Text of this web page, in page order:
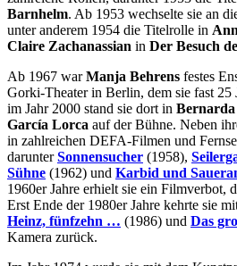
Barnhelm. Ab 1953 wechselte sie an
unter anderem 1954 die Titelrolle in
Claire Zachanassian in Der Besuch
Ab 1967 warManja Behrens festes
Gorki-Theater in Berlin, dem sie fast 25
im Jahr 2000 stand sie dort in Bernarda
García Lorca auf der Bühne. Neben
in zahlreichen DEFA-Filmen und
darunterSonnensucher (1958),
Sühne (1962) und Karbid und
1960er Jahre erhielt sie ein Filmverbot,
Erst Ende der 1980er Jahre kehrte sie
Heinz, fünfzehn … (1986) und Das
Kamera zurück.